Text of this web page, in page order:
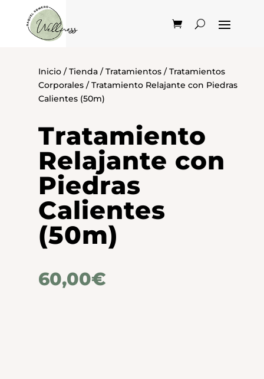
Inicio/Tienda/Tratamientos/Tratamientos
Corporales/ Tratamiento Relajante con Piedras
Calientes (50m)
Tratamiento
Relajante con
Piedras
Calientes
(50m)
60,00€